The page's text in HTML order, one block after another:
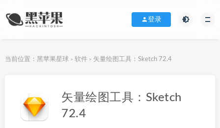
登录
当前位置： 黑苹果星球 > 软件 > 矢量绘图工具：Sketch 72.4
矢量绘图工具：Sketch
72.4